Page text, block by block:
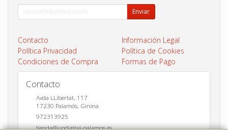
Enviar
Contacto
Información Legal
Política Privacidad
Política de Cookies
Condiciones de Compra
Formas de Pago
Contacto
Avda LLibertat, 117
17230 Palamós, Girona
972313925
tienda@updigital-palamos.es